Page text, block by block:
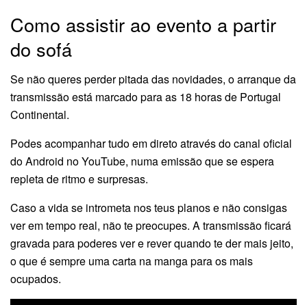
Como assistir ao evento a partir
do sofá
Se não queres perder pitada das novidades, o arranque da
transmissão está marcado para as 18 horas de Portugal
Continental.
Podes acompanhar tudo em direto através do canal oficial
do Android no YouTube, numa emissão que se espera
repleta de ritmo e surpresas.
Caso a vida se intrometa nos teus planos e não consigas
ver em tempo real, não te preocupes. A transmissão ficará
gravada para poderes ver e rever quando te der mais jeito,
o que é sempre uma carta na manga para os mais
ocupados.